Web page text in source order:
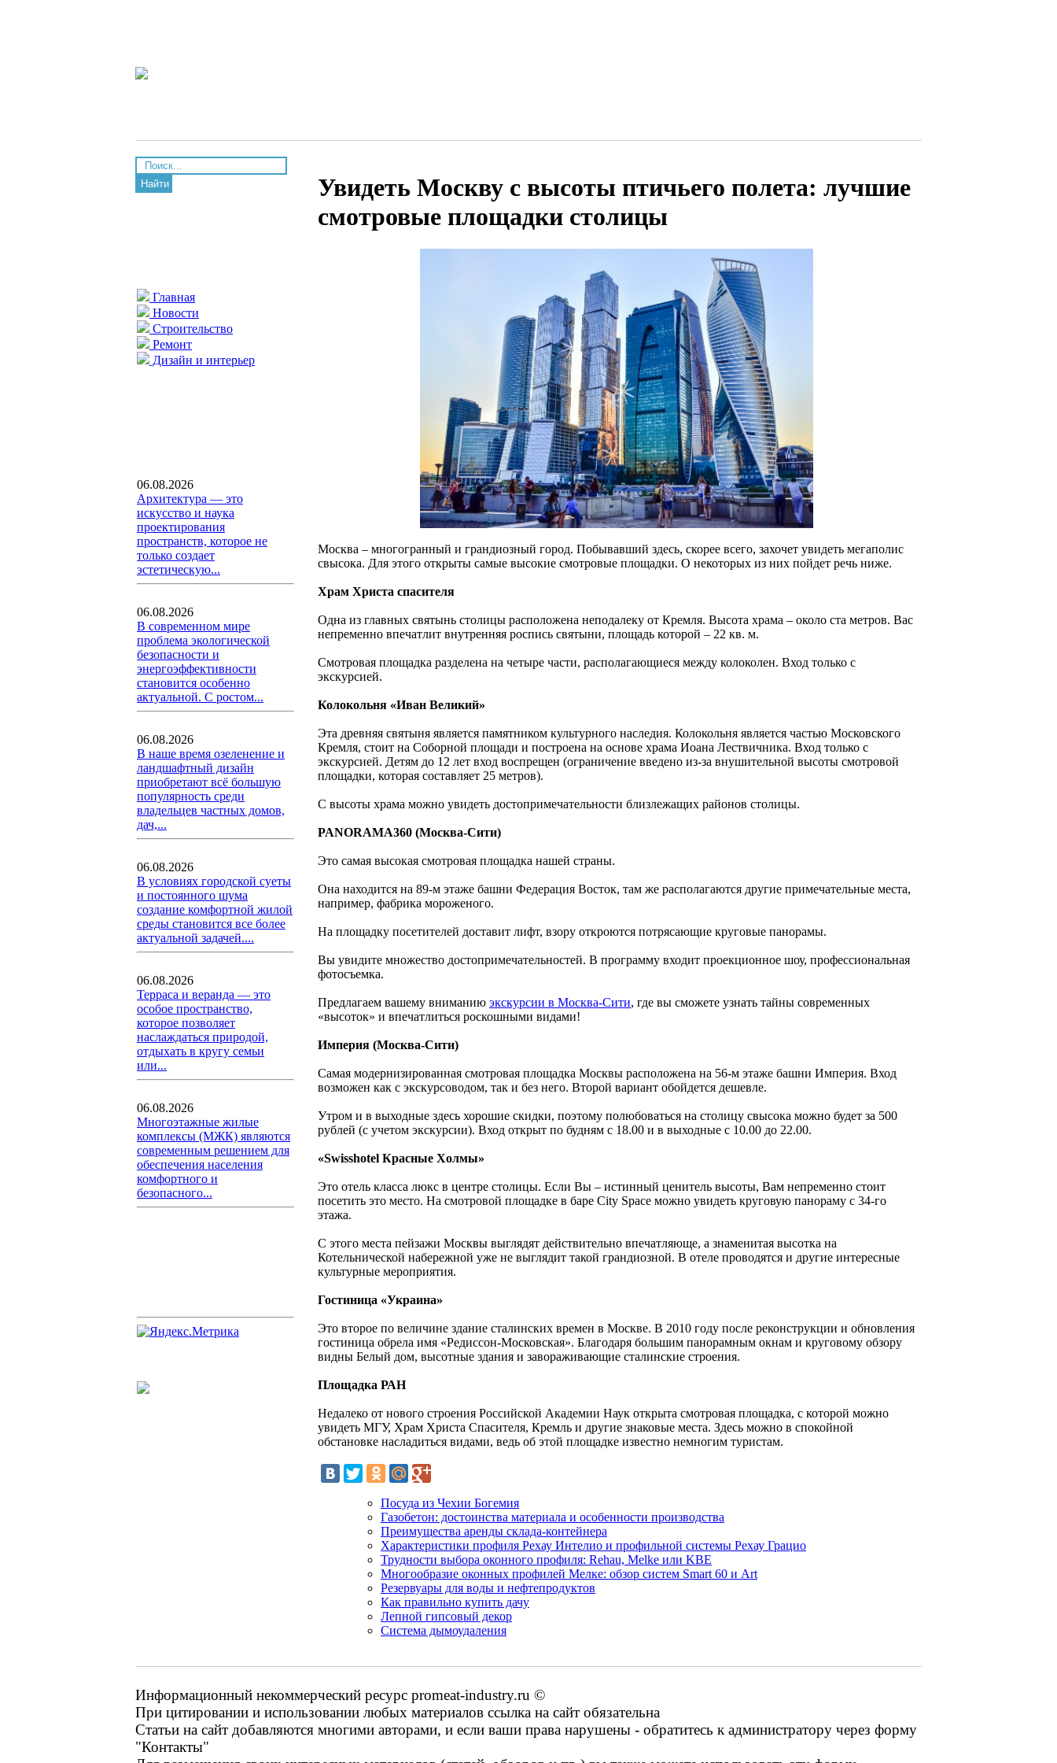
Найти
Главная
Новости
Строительство
Ремонт
Дизайн и интерьер
06.08.2026
Архитектура — это
искусство и наука
проектирования
пространств, которое не
только создает
эстетическую...
06.08.2026
В современном мире
проблема экологической
безопасности и
энергоэффективности
становится особенно
актуальной. С ростом...
06.08.2026
В наше время озеленение и
ландшафтный дизайн
приобретают всё большую
популярность среди
владельцев частных домов,
дач,...
06.08.2026
В условиях городской суеты
и постоянного шума
создание комфортной жилой
среды становится все более
актуальной задачей....
06.08.2026
Терраса и веранда — это
особое пространство,
которое позволяет
наслаждаться природой,
отдыхать в кругу семьи
или...
06.08.2026
Многоэтажные жилые
комплексы (МЖК) являются
современным решением для
обеспечения населения
комфортного и
безопасного...
Увидеть Москву с высоты птичьего полета: лучшие
смотровые площадки столицы
Москва – многогранный и грандиозный город. Побывавший здесь, скорее всего, захочет увидеть мегаполис
свысока. Для этого открыты самые высокие смотровые площадки. О некоторых из них пойдет речь ниже.
Храм Христа спасителя
Одна из главных святынь столицы расположена неподалеку от Кремля. Высота храма – около ста метров. Вас
непременно впечатлит внутренняя роспись святыни, площадь которой – 22 кв. м.
Смотровая площадка разделена на четыре части, располагающиеся между колоколен. Вход только с
экскурсией.
Колокольня «Иван Великий»
Эта древняя святыня является памятником культурного наследия. Колокольня является частью Московского
Кремля, стоит на Соборной площади и построена на основе храма Иоана Лествичника. Вход только с
экскурсией. Детям до 12 лет вход воспрещен (ограничение введено из-за внушительной высоты смотровой
площадки, которая составляет 25 метров).
С высоты храма можно увидеть достопримечательности близлежащих районов столицы.
PANORAMA360 (Москва-Сити)
Это самая высокая смотровая площадка нашей страны.
Она находится на 89-м этаже башни Федерация Восток, там же располагаются другие примечательные места,
например, фабрика мороженого.
На площадку посетителей доставит лифт, взору откроются потрясающие круговые панорамы.
Вы увидите множество достопримечательностей. В программу входит проекционное шоу, профессиональная
фотосъемка.
Предлагаем вашему вниманию экскурсии в Москва-Сити, где вы сможете узнать тайны современных
«высоток» и впечатлиться роскошными видами!
Империя (Москва-Сити)
Самая модернизированная смотровая площадка Москвы расположена на 56-м этаже башни Империя. Вход
возможен как с экскурсоводом, так и без него. Второй вариант обойдется дешевле.
Утром и в выходные здесь хорошие скидки, поэтому полюбоваться на столицу свысока можно будет за 500
рублей (с учетом экскурсии). Вход открыт по будням с 18.00 и в выходные с 10.00 до 22.00.
«Swisshotel Красные Холмы»
Это отель класса люкс в центре столицы. Если Вы – истинный ценитель высоты, Вам непременно стоит
посетить это место. На смотровой площадке в баре City Space можно увидеть круговую панораму с 34-го
этажа.
С этого места пейзажи Москвы выглядят действительно впечатляюще, а знаменитая высотка на
Котельнической набережной уже не выглядит такой грандиозной. В отеле проводятся и другие интересные
культурные мероприятия.
Гостиница «Украина»
Это второе по величине здание сталинских времен в Москве. В 2010 году после реконструкции и обновления
гостиница обрела имя «Редиссон-Московская». Благодаря большим панорамным окнам и круговому обзору
видны Белый дом, высотные здания и завораживающие сталинские строения.
Площадка РАН
Недалеко от нового строения Российской Академии Наук открыта смотровая площадка, с которой можно
увидеть МГУ, Храм Христа Спасителя, Кремль и другие знаковые места. Здесь можно в спокойной
обстановке насладиться видами, ведь об этой площадке известно немногим туристам.
Посуда из Чехии Богемия
Газобетон: достоинства материала и особенности производства
Преимущества аренды склада-контейнера
Характеристики профиля Рехау Интелио и профильной системы Рехау Грацио
Трудности выбора оконного профиля: Rehau, Melke или KBE
Многообразие оконных профилей Мелке: обзор систем Smart 60 и Art
Резервуары для воды и нефтепродуктов
Как правильно купить дачу
Лепной гипсовый декор
Система дымоудаления
Информационный некоммерческий ресурс promeat-industry.ru ©
При цитировании и использовании любых материалов ссылка на сайт обязательна
Статьи на сайт добавляются многими авторами, и если ваши права нарушены - обратитесь к администратору через форму
"Контакты"